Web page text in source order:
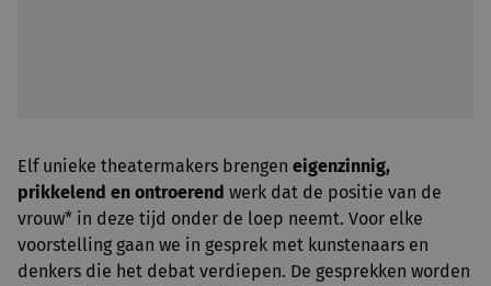
Elf unieke theatermakers brengen eigenzinnig,
prikkelend en ontroerend werk dat de positie van de
vrouw* in deze tijd onder de loep neemt. Voor elke
voorstelling gaan we in gesprek met kunstenaars en
denkers die het debat verdiepen. De gesprekken worden